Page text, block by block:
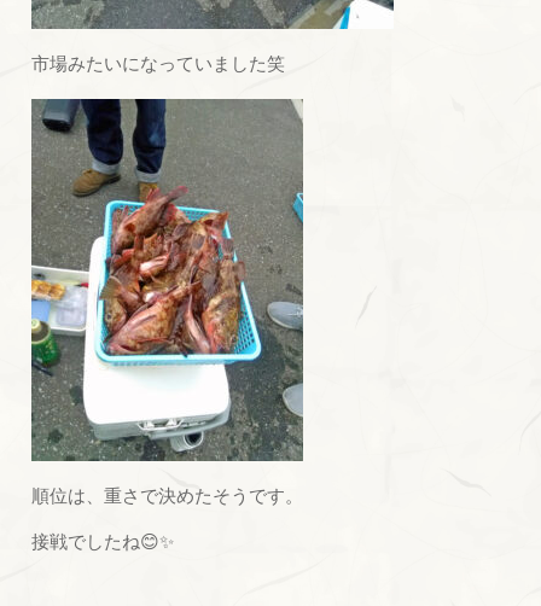
市場みたいになっていました笑
順位は、重さで決めたそうです。
接戦でしたね😊✨